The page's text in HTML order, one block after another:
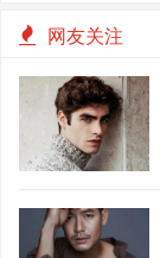
网友关注